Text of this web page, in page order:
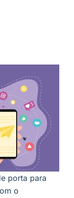
porta para
o